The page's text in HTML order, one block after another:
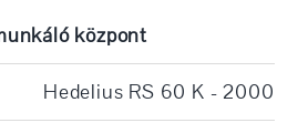
központ
Hedelius RS 60 K - 2000